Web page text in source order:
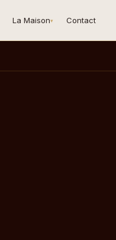
La Maison▾ Contact